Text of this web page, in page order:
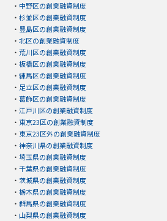
・ 中野区の創業融資制度
・ 杉並区の創業融資制度
・ 豊島区の創業融資制度
・ 北区の創業融資制度
・ 荒川区の創業融資制度
・ 板橋区の創業融資制度
・ 練馬区の創業融資制度
・ 足立区の創業融資制度
・ 葛飾区の創業融資制度
・ 江戸川区の創業融資制度
・ 東京23区の創業融資制度
・ 東京23区外の創業融資制度
・ 神奈川県の創業融資制度
・ 埼玉県の創業融資制度
・ 千葉県の創業融資制度
・ 茨城県の創業融資制度
・ 栃木県の創業融資制度
・ 群馬県の創業融資制度
・ 山梨県の創業融資制度